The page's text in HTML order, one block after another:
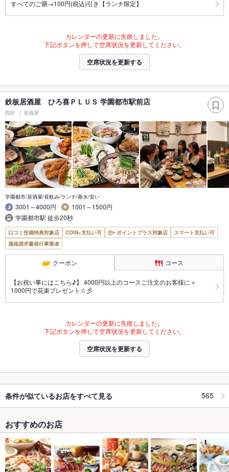
すべてのご膳→100円(税込)引き【ランチ限定】
カレンダーの更新に失敗しました。
下記ボタンを押して空席状況を更新してください。
空席状況を更新する
鉄板居酒屋 ひろ喜ＰＬＵＳ 学園都市駅前店
西区 居酒屋
学園都市/居酒屋/昼飲み/ランチ/垂水/安い
3001～4000円
1001～1500円
学園都市駅 徒歩20秒
口コミ投稿特典対象店 COIN+支払い可 ポイントプラス対象店
スマート支払い可
適格請求書発行事業者
クーポン コース
【お祝い事にはこちら♪】 4000円以上のコースご注文のお客様に＋
1000円で花束プレゼント☆彡
カレンダーの更新に失敗しました。
下記ボタンを押して空席状況を更新してください。
空席状況を更新する
条件が似ているお店をすべて見る 565
おすすめのお店